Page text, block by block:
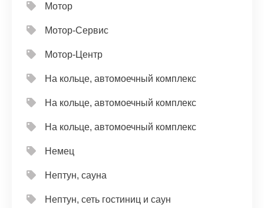
Мотор
Мотор-Сервис
Мотор-Центр
На кольце, автомоечный комплекс
На кольце, автомоечный комплекс
На кольце, автомоечный комплекс
Немец
Нептун, сауна
Нептун, сеть гостиниц и саун